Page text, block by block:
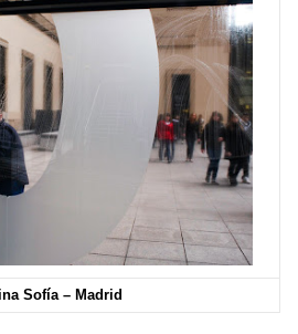
Sofía – Madrid